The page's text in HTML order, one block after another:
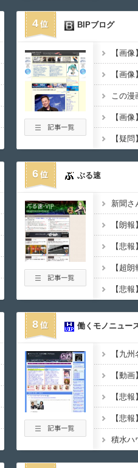
4 BIPブログ
【画
6 ぶる速
8 働くモノニュー
【悲